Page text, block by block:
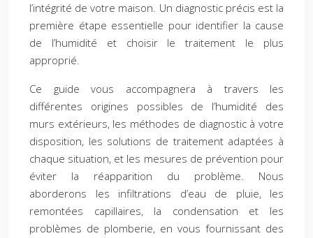
l’intégrité de votre maison. Un diagnostic précis est la
première étape essentielle pour identifier la cause
de l’humidité et choisir le traitement le plus
approprié.
Ce guide vous accompagnera à travers les
différentes origines possibles de l’humidité des
murs extérieurs, les méthodes de diagnostic à votre
disposition, les solutions de traitement adaptées à
chaque situation, et les mesures de prévention pour
éviter la réapparition du problème. Nous
aborderons les infiltrations d’eau de pluie, les
remontées capillaires, la condensation et les
problèmes de plomberie, en vous fournissant des